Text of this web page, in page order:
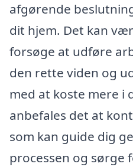
afgørende
dit hjem. Det kan
forsøge at udføre
den rette viden og
med at koste mere i
anbefales det at
som kan guide dig
processen og sørge